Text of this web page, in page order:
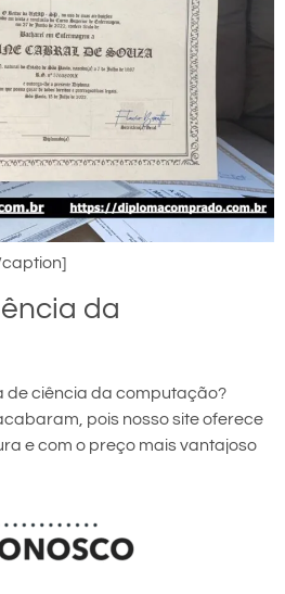
da
de ciência da computação?
pois nosso site oferece
e com o preço mais vantajoso